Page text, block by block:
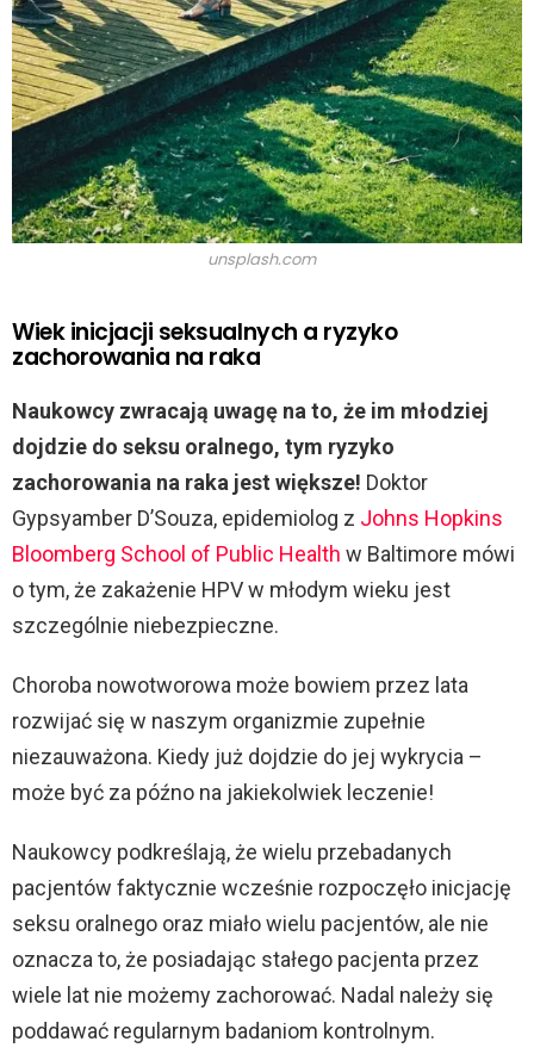
unsplash.com
Wiek inicjacji seksualnych a ryzyko
zachorowania na raka
Naukowcy zwracają uwagę na to, że im młodziej
dojdzie do seksu oralnego, tym ryzyko
zachorowania na raka jest większe! Doktor
Gypsyamber D’Souza, epidemiolog z Johns Hopkins
Bloomberg School of Public Health w Baltimore mówi
o tym, że zakażenie HPV w młodym wieku jest
szczególnie niebezpieczne.
Choroba nowotworowa może bowiem przez lata
rozwijać się w naszym organizmie zupełnie
niezauważona. Kiedy już dojdzie do jej wykrycia –
może być za późno na jakiekolwiek leczenie!
Naukowcy podkreślają, że wielu przebadanych
pacjentów faktycznie wcześnie rozpoczęło inicjację
seksu oralnego oraz miało wielu pacjentów, ale nie
oznacza to, że posiadając stałego pacjenta przez
wiele lat nie możemy zachorować. Nadal należy się
poddawać regularnym badaniom kontrolnym.